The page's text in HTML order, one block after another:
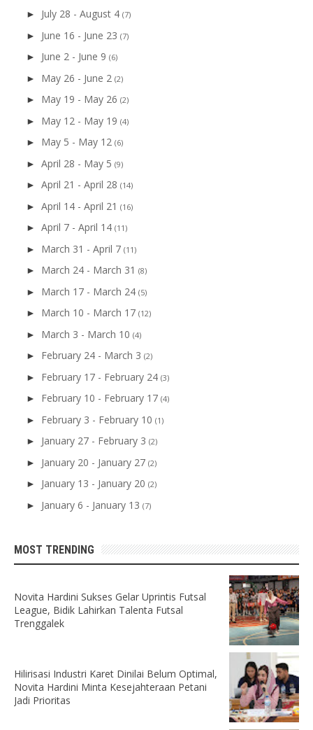
► July 28 - August 4 (7)
► June 16 - June 23 (7)
► June 2 - June 9 (6)
► May 26 - June 2 (2)
► May 19 - May 26 (2)
► May 12 - May 19 (4)
► May 5 - May 12 (6)
► April 28 - May 5 (9)
► April 21 - April 28 (14)
► April 14 - April 21 (16)
► April 7 - April 14 (11)
► March 31 - April 7 (11)
► March 24 - March 31 (8)
► March 17 - March 24 (5)
► March 10 - March 17 (12)
► March 3 - March 10 (4)
► February 24 - March 3 (2)
► February 17 - February 24 (3)
► February 10 - February 17 (4)
► February 3 - February 10 (1)
► January 27 - February 3 (2)
► January 20 - January 27 (2)
► January 13 - January 20 (2)
► January 6 - January 13 (7)
MOST TRENDING
Novita Hardini Sukses Gelar Uprintis Futsal
League, Bidik Lahirkan Talenta Futsal
Trenggalek
Hilirisasi Industri Karet Dinilai Belum Optimal,
Novita Hardini Minta Kesejahteraan Petani
Jadi Prioritas